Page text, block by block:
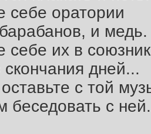
себе оратории
и медь.
себе их в
скончания дней...
с той
беседовать с ней.